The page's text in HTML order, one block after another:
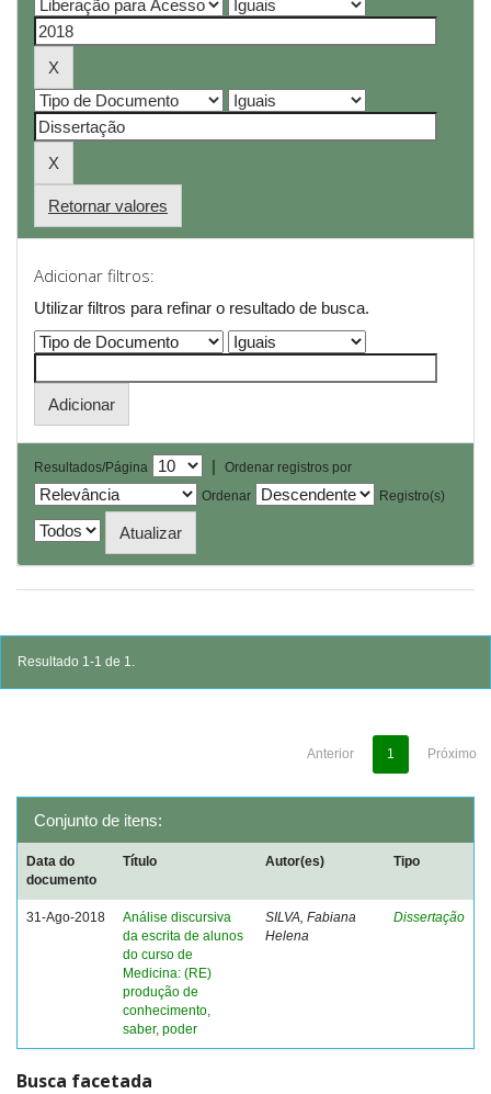
Retornar valores
Adicionar filtros:
Utilizar filtros para refinar o resultado de busca.
Resultados/Página |
Ordenar registros por
Ordenar
Registro(s)
Resultado 1-1 de 1.
Anterior 1 Próximo
Conjunto de itens:
Data do
documento
Título Autor(es) Tipo
31-Ago-2018
Análise discursiva
da escrita de alunos
do curso de
Medicina: (RE)
produção de
conhecimento,
saber, poder
SILVA, Fabiana
Helena
Dissertação
Busca facetada